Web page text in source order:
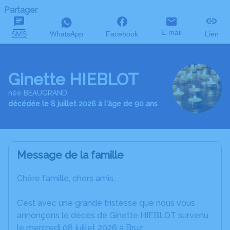
Partager
SMS WhatsApp Facebook E-mail Lien
Ginette HIEBLOT
née BEAUGRAND
décédée le 8 juillet 2026 à l'âge de 90 ans
Message de la famille
Chère famille, chers amis,
C’est avec une grande tristesse que nous vous
annonçons le décès de Ginette HIEBLOT survenu
le mercredi 08 juillet 2026 à Bruz.